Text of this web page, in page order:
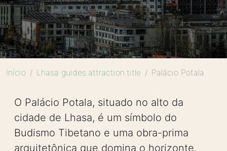
Início Lhasa guides.attraction.title Palácio Potala
O Palácio Potala, situado no alto da
cidade de Lhasa, é um símbolo do
Budismo Tibetano e uma obra-prima
arquitetônica que domina o horizonte.